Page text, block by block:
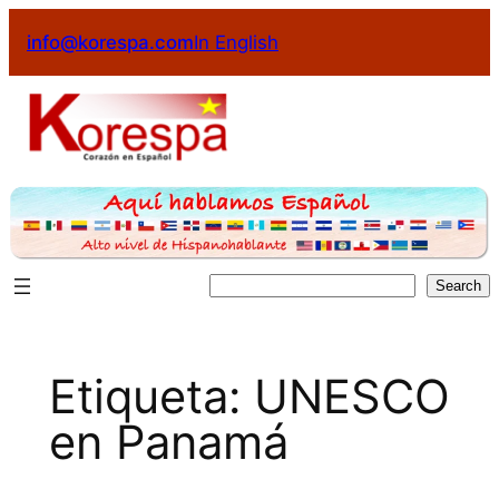
contenido
info@korespa.comIn English
Search
Etiqueta: UNESCO
en Panamá